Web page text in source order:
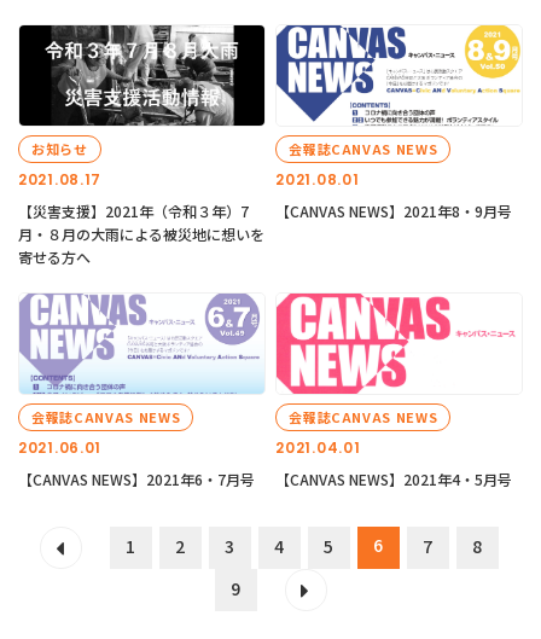
2021.08.17
お知らせ
【災害支援】2021年（令和３年）7
月・８月の大雨による被災地に想いを
寄せる方へ
2021.08.01
会報誌CANVAS NEWS
【CANVAS NEWS】2021年8・9月号
2021.06.01
会報誌CANVAS NEWS
【CANVAS NEWS】2021年6・7月号
2021.04.01
会報誌CANVAS NEWS
【CANVAS NEWS】2021年4・5月号
1 2 3 4 5 6 7
8
9